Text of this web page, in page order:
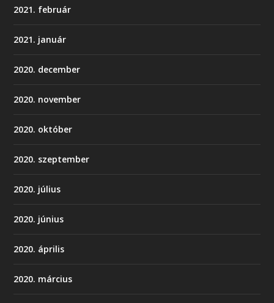
2021. február
2021. január
2020. december
2020. november
2020. október
2020. szeptember
2020. július
2020. június
2020. április
2020. március